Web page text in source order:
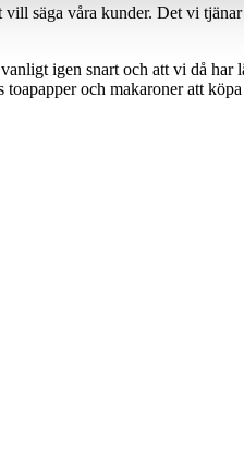
säga våra kunder. Det vi
igen snart och att vi då
och makaroner att